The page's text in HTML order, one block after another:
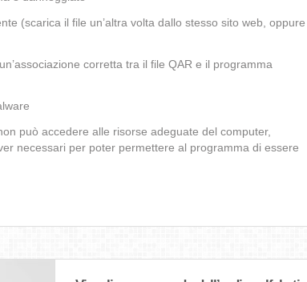
(scarica il file un’altra volta dallo stesso sito web, oppure
corretta tra il file QAR e il programma
può accedere alle risorse adeguate del computer,
necessari per poter permettere al programma di essere